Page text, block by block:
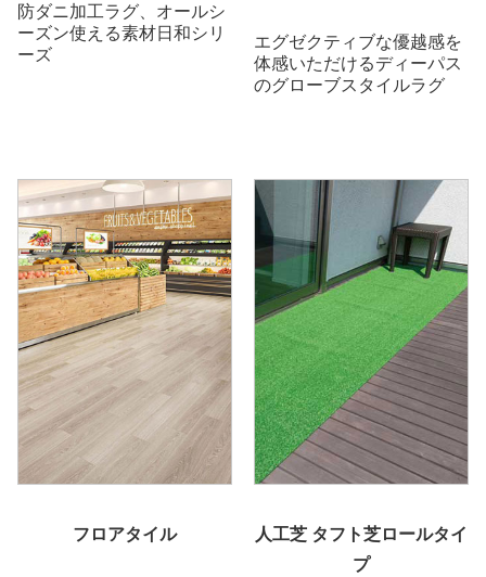
防ダニ加工ラグ、オールシ
ーズン使える素材日和シリ
ーズ
エグゼクティブな優越感を
体感いただけるディーパス
のグローブスタイルラグ
フロアタイル
人工芝 タフト芝ロールタイ
プ